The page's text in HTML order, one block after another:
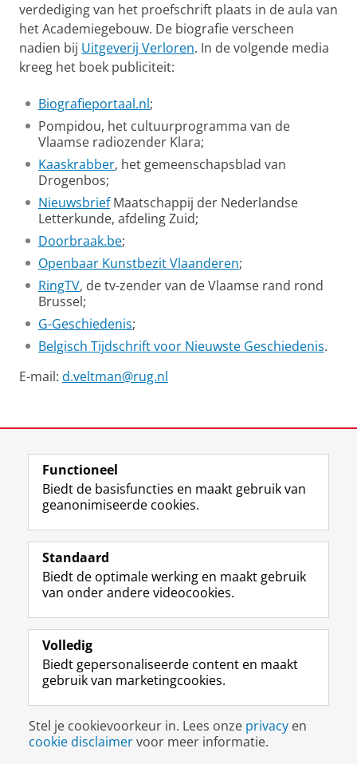
verdediging van het proefschrift plaats in de aula van
het Academiegebouw. De biografie verscheen
nadien bij Uitgeverij Verloren. In de volgende media
kreeg het boek publiciteit:
Biografieportaal.nl;
Pompidou, het cultuurprogramma van de
Vlaamse radiozender Klara;
Kaaskrabber, het gemeenschapsblad van
Drogenbos;
NieuwsbriefMaatschappij der Nederlandse
Letterkunde, afdeling Zuid;
Doorbraak.be;
Openbaar Kunstbezit Vlaanderen;
RingTV, de tv-zender van de Vlaamse rand rond
Brussel;
G-Geschiedenis;
Belgisch Tijdschrift voor Nieuwste Geschiedenis.
E-mail: d.veltman@rug.nl
David Veltman vertelt over zijn onderzoek naar Felix de
View this page in:English
Volg de RUG
F
a
e
b
o
p
a
i
n
a
L
i
k
e
I
-
p
g
i
n
R
S
-
f
e
R
k
s
u
I
n
t
r
m
c
c
o
Y
o
T
e
k
a
a
Studiekiezers
Alumni
Over ons
Disclaimer & Copyright
Inloggen
Functioneel
Biedt de basisfuncties en maakt gebruik van
geanonimiseerde cookies.
Standaard
Biedt de optimale werking en maakt gebruik
van onder andere videocookies.
Volledig
Biedt gepersonaliseerde content en maakt
gebruik van marketingcookies.
Stel je cookievoorkeur in. Lees onze privacy en
cookie disclaimervoor meer informatie.